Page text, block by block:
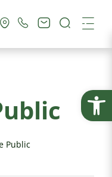
Ouvrir
Public